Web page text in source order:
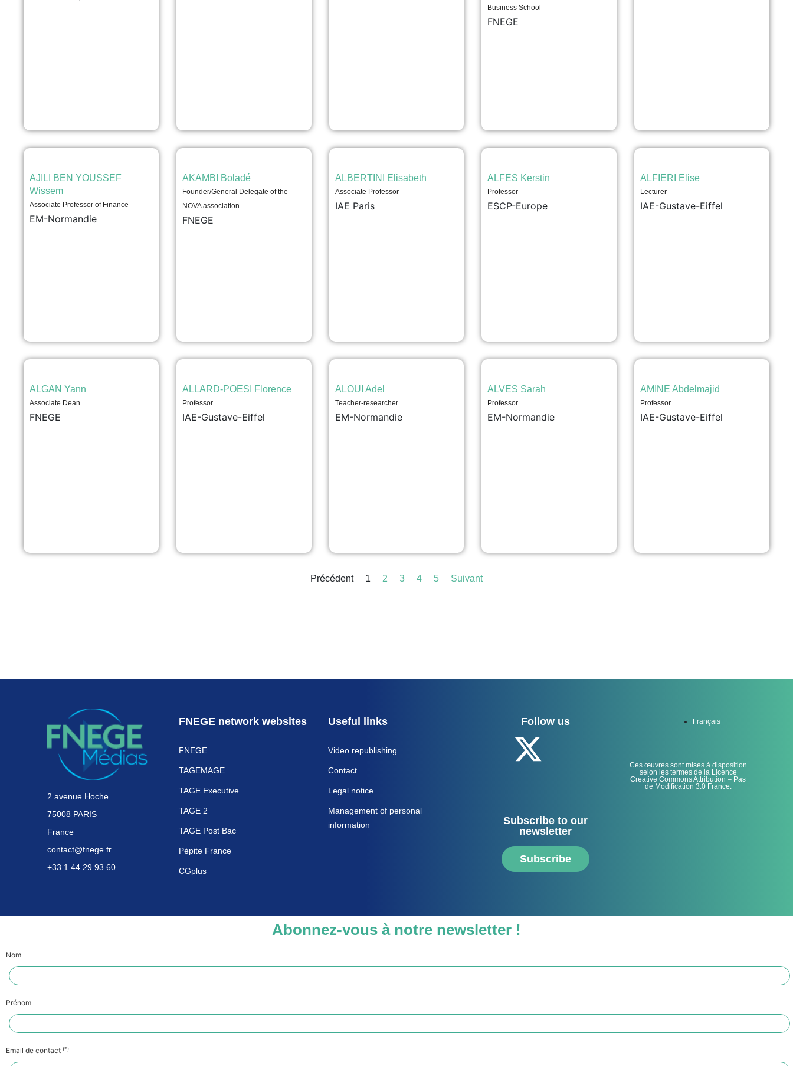
Business School
FNEGE
AJILI BEN YOUSSEF
Wissem
Associate Professor of Finance
EM-Normandie
AKAMBI Boladé
Founder/General Delegate of the
NOVA association
FNEGE
ALBERTINI Elisabeth
Associate Professor
IAE Paris
ALFES Kerstin
Professor
ESCP-Europe
ALFIERI Elise
Lecturer
IAE-Gustave-Eiffel
ALGAN Yann
Associate Dean
FNEGE
ALLARD-POESI Florence
Professor
IAE-Gustave-Eiffel
ALOUI Adel
Teacher-researcher
EM-Normandie
ALVES Sarah
Professor
EM-Normandie
AMINE Abdelmajid
Professor
IAE-Gustave-Eiffel
Précédent 1 2 3 4 5 Suivant
2 avenue Hoche
75008 PARIS
France
contact@fnege.fr
+33 1 44 29 93 60
FNEGE network websites
FNEGE
TAGEMAGE
TAGE Executive
TAGE 2
TAGE Post Bac
Pépite France
CGplus
Useful links
Video republishing
Contact
Legal notice
Management of personal
information
Follow us
Subscribe to our
newsletter
Subscribe
Français
Ces œuvres sont mises à disposition
selon les termes de la Licence
Creative Commons Attribution – Pas
de Modification 3.0 France.
Abonnez-vous à notre newsletter !
Nom
Prénom
Email de contact (*)